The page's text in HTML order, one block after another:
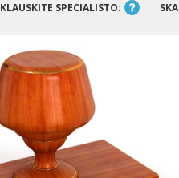
KLAUSKITE SPECIALISTO: